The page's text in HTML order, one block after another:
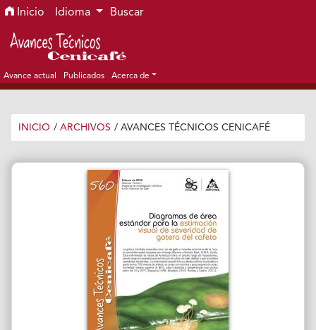
Ir al menú de navegación principal
Ir al contenido principal
Ir al pie de página del sitio
Inicio Idioma Buscar
Avance actual Publicados Acerca de
INICIO / ARCHIVOS / AVANCES TÉCNICOS CENICAFÉ